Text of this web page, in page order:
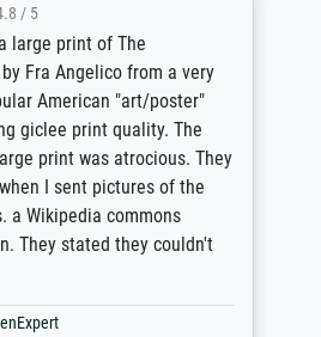
/ 5
large print of The
Fra Angelico from a very
American "art/poster"
giclee print quality. The
print was atrocious. They
I sent pictures of the
Wikipedia commons
They stated they couldn't